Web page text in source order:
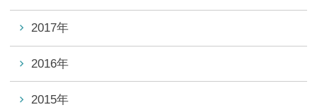
2017年
2016年
2015年